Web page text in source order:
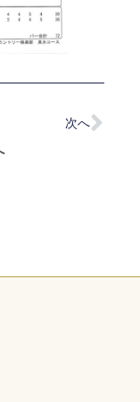
次へ